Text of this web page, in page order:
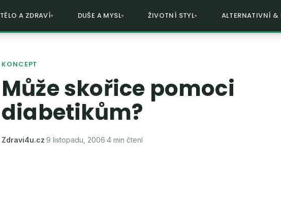
TĚLO A ZDRAVÍ DUŠE A MYSL ŽIVOTNÍ STYL ALTERNATIVNÍ &
KONCEPT
Může skořice pomoci
diabetikům?
Zdravi4u.cz·9 listopadu, 2006·4 min čtení